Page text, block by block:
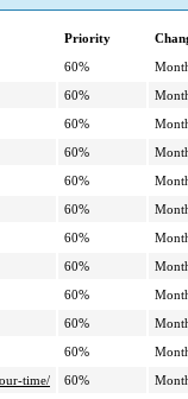
Priority
60%
60%
60%
60%
60%
60%
60%
60%
60%
60%
60%
time/
60%